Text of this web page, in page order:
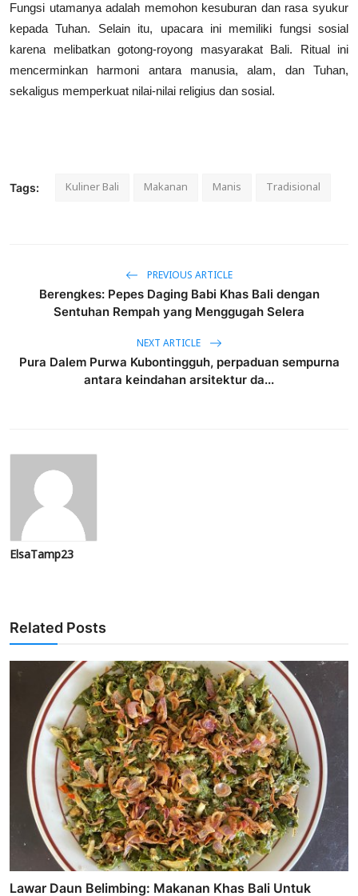
Fungsi utamanya adalah memohon kesuburan dan rasa syukur
kepada Tuhan. Selain itu, upacara ini memiliki fungsi sosial
karena melibatkan gotong-royong masyarakat Bali. Ritual ini
mencerminkan harmoni antara manusia, alam, dan Tuhan,
sekaligus memperkuat nilai-nilai religius dan sosial.
Tags: Kuliner Bali Makanan Manis Tradisional
PREVIOUS ARTICLE
Berengkes: Pepes Daging Babi Khas Bali dengan
Sentuhan Rempah yang Menggugah Selera
NEXT ARTICLE
Pura Dalem Purwa Kubontingguh, perpaduan sempurna
antara keindahan arsitektur da...
ElsaTamp23
Related Posts
Lawar Daun Belimbing: Makanan Khas Bali Untuk